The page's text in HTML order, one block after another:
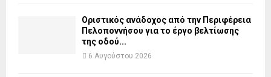
Οριστικός ανάδοχος από την Περιφέρεια
Πελοποννήσου για το έργο βελτίωσης
της οδού...
6 Αυγούστου 2026